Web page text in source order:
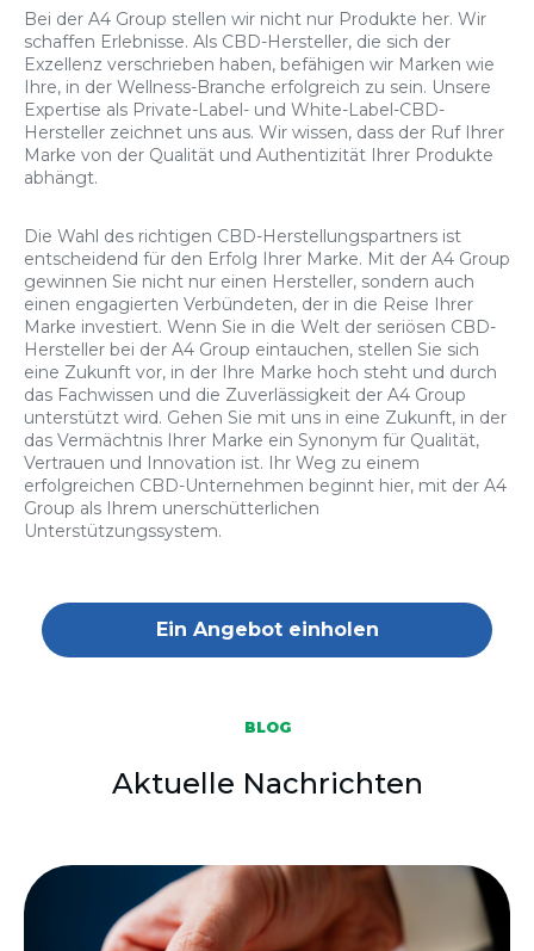
Bei der A4 Group stellen wir nicht nur Produkte her. Wir
schaffen Erlebnisse. Als CBD-Hersteller, die sich der
Exzellenz verschrieben haben, befähigen wir Marken wie
Ihre, in der Wellness-Branche erfolgreich zu sein. Unsere
Expertise als Private-Label- und White-Label-CBD-
Hersteller zeichnet uns aus. Wir wissen, dass der Ruf Ihrer
Marke von der Qualität und Authentizität Ihrer Produkte
abhängt.
Die Wahl des richtigen CBD-Herstellungspartners ist
entscheidend für den Erfolg Ihrer Marke. Mit der A4 Group
gewinnen Sie nicht nur einen Hersteller, sondern auch
einen engagierten Verbündeten, der in die Reise Ihrer
Marke investiert. Wenn Sie in die Welt der seriösen CBD-
Hersteller bei der A4 Group eintauchen, stellen Sie sich
eine Zukunft vor, in der Ihre Marke hoch steht und durch
das Fachwissen und die Zuverlässigkeit der A4 Group
unterstützt wird. Gehen Sie mit uns in eine Zukunft, in der
das Vermächtnis Ihrer Marke ein Synonym für Qualität,
Vertrauen und Innovation ist. Ihr Weg zu einem
erfolgreichen CBD-Unternehmen beginnt hier, mit der A4
Group als Ihrem unerschütterlichen
Unterstützungssystem.
Ein Angebot einholen
BLOG
Aktuelle Nachrichten